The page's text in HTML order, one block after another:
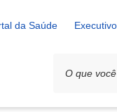
da Saúde Executivo